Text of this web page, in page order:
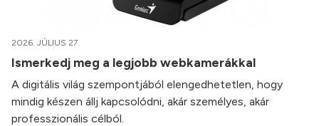
2026. JÚLIUS 27.
Ismerkedj meg a legjobb webkamerákkal
A digitális világ szempontjából elengedhetetlen, hogy
mindig készen állj kapcsolódni, akár személyes, akár
professzionális célból.